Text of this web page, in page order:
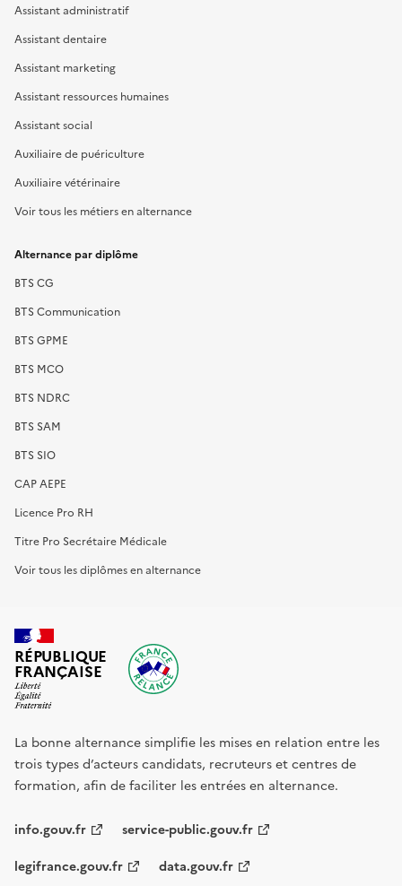
Assistant administratif
Assistant dentaire
Assistant marketing
Assistant ressources humaines
Assistant social
Auxiliaire de puériculture
Auxiliaire vétérinaire
Voir tous les métiers en alternance
Alternance par diplôme
BTS CG
BTS Communication
BTS GPME
BTS MCO
BTS NDRC
BTS SAM
BTS SIO
CAP AEPE
Licence Pro RH
Titre Pro Secrétaire Médicale
Voir tous les diplômes en alternance
RÉPUBLIQUE
FRANÇAISE
La bonne alternance simplifie les mises en relation entre les
trois types d’acteurs candidats, recruteurs et centres de
formation, afin de faciliter les entrées en alternance.
info.gouv.fr service-public.gouv.fr
legifrance.gouv.fr data.gouv.fr